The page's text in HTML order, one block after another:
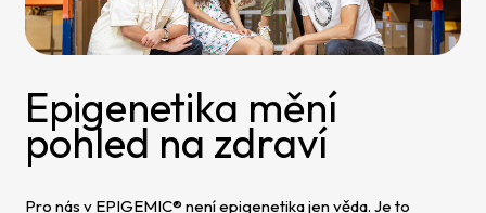
Epigenetika mění
pohled na zdraví
Pro nás v EPIGEMIC® není epigenetika jen věda. Je to